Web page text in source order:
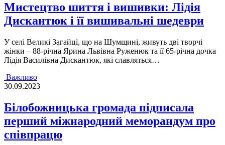
Мистецтво шиття і вишивки: Лідія
Дискантюк і її вишивальні шедеври
У селі Великі Загайці, що на Шумщині, живуть дві творчі
жінки – 88-річна Ярина Львівна Руженюк та її 65-річна дочка
Лідія Василівна Дискантюк, які славляться…
Важливо
30.09.2023
Білобожницька громада підписала
перший міжнародний меморандум про
співпрацю